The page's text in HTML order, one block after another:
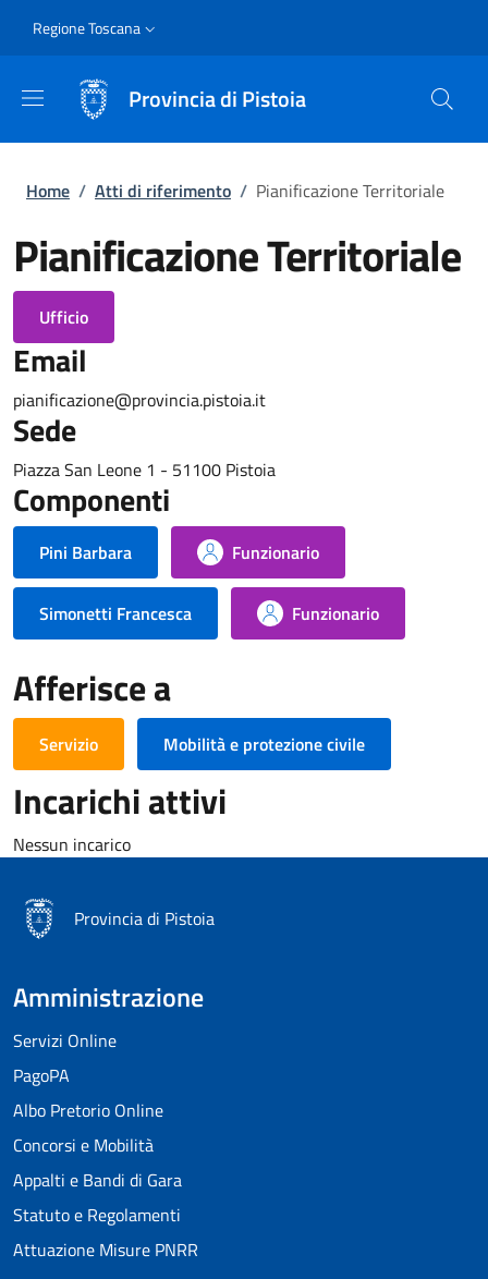
Slim
Regione Toscana
Provincia di Pistoia
Briciole di pane
Home / Atti di riferimento / Pianificazione Territoriale
Pianificazione Territoriale
Ufficio
Email
pianificazione@provincia.pistoia.it
Sede
Piazza San Leone 1 - 51100 Pistoia
Componenti
Pini Barbara Funzionario
Simonetti Francesca Funzionario
Afferisce a
Servizio Mobilità e protezione civile
Incarichi attivi
Nessun incarico
Provincia di Pistoia
Amministrazione
Servizi Online
PagoPA
Albo Pretorio Online
Concorsi e Mobilità
Appalti e Bandi di Gara
Statuto e Regolamenti
Attuazione Misure PNRR